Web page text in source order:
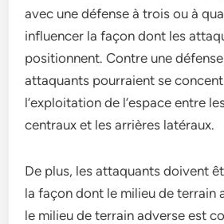
avec une défense à trois ou à
influencer la façon dont les
positionnent. Contre une
attaquants pourraient se
l’exploitation de l’espace entre
centraux et les arrières latéraux.
De plus, les attaquants doivent
la façon dont le milieu de terrain
le milieu de terrain adverse est